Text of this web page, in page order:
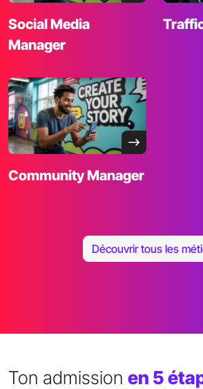
Social Media
Manager
CommunityManager
Découvrir tous les
Ton admission en 5